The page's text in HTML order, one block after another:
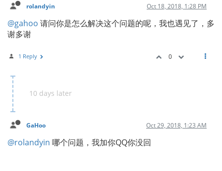
rolandyin Oct 18, 2018, 1:28 PM
@gahoo 请问你是怎么解决这个问题的呢，我也遇见了，多
谢多谢
1 Reply 0
10 days later
GaHoo Oct 29, 2018, 1:23 AM
@rolandyin 哪个问题，我加你QQ你没回